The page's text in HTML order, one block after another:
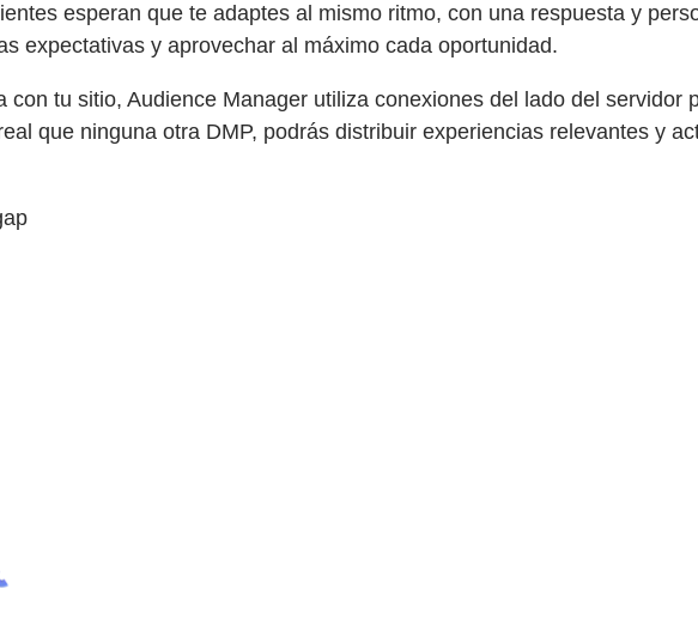
esperan que te adaptes al mismo ritmo, con una respuesta y
expectativas y aprovechar al máximo cada oportunidad.
con tu sitio, Audience Manager utiliza conexiones del lado del
que ninguna otra DMP, podrás distribuir experiencias relevantes y